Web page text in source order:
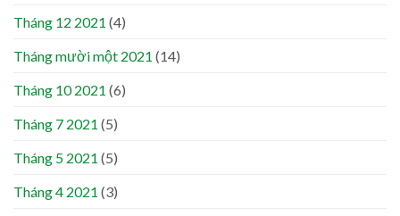
Tháng 12 2021 (4)
Tháng mười một 2021 (14)
Tháng 10 2021 (6)
Tháng 7 2021 (5)
Tháng 5 2021 (5)
Tháng 4 2021 (3)